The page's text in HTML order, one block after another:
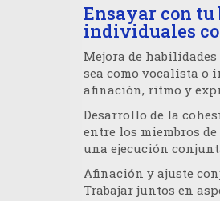
Ensayar con
individuales
Mejora de
sea como vocalista o
afinación, ritmo y
Desarrollo de la
entre los miembros
una ejecución
Afinación y ajuste
Trabajar juntos en